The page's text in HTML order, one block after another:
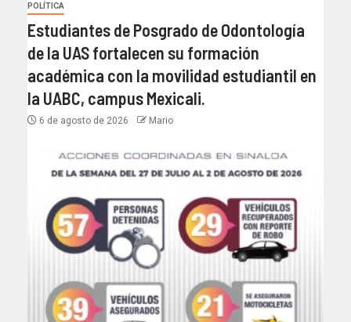
POLÍTICA
Estudiantes de Posgrado de Odontología
de la UAS fortalecen su formación
académica con la movilidad estudiantil en
la UABC, campus Mexicali.
6 de agosto de 2026 Mario